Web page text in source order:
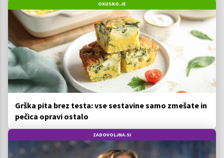
OKUSNO.JE
Grška pita brez testa: vse sestavine samo zmešate in
pečica opravi ostalo
ZADOVOLJNA.SI